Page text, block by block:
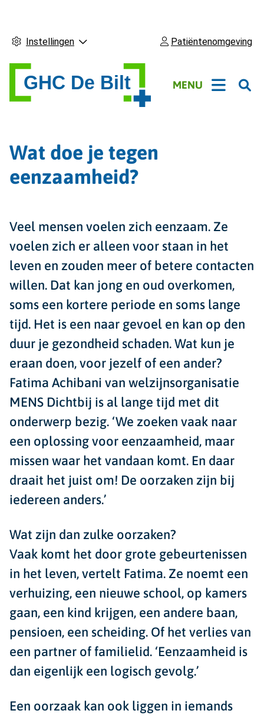
Instellingen Patiëntenomgeving
Hoofdmenu
MENU
Wat doe je tegen
eenzaamheid?
Veel mensen voelen zich eenzaam. Ze
voelen zich er alleen voor staan in het
leven en zouden meer of betere contacten
willen. Dat kan jong en oud overkomen,
soms een kortere periode en soms lange
tijd. Het is een naar gevoel en kan op den
duur je gezondheid schaden. Wat kun je
eraan doen, voor jezelf of een ander?
Fatima Achibani van welzijnsorganisatie
MENS Dichtbij is al lange tijd met dit
onderwerp bezig. ‘We zoeken vaak naar
een oplossing voor eenzaamheid, maar
missen waar het vandaan komt. En daar
draait het juist om! De oorzaken zijn bij
iedereen anders.’
Wat zijn dan zulke oorzaken?
Vaak komt het door grote gebeurtenissen
in het leven, vertelt Fatima. Ze noemt een
verhuizing, een nieuwe school, op kamers
gaan, een kind krijgen, een andere baan,
pensioen, een scheiding. Of het verlies van
een partner of familielid. ‘Eenzaamheid is
dan eigenlijk een logisch gevolg.’
Een oorzaak kan ook liggen in iemands